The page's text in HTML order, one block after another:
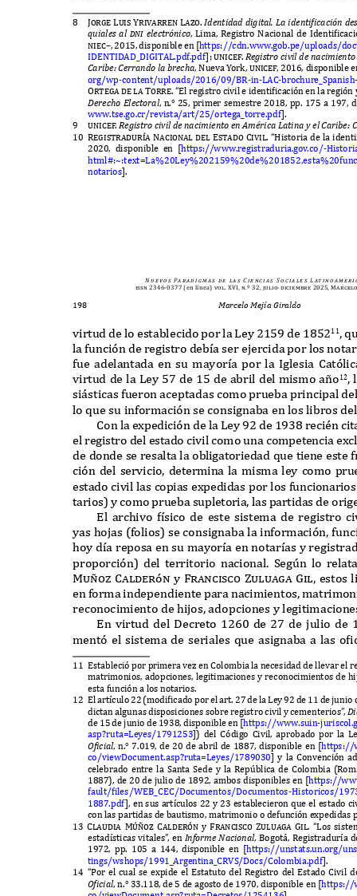
8 Jorge Luis Yrivarren Lazo. Identidad digital. La identificación des
quialesal dni electrónico, Lima, RegistroNacional de Identificaci
niec–, 2015,disponible en [https://cdn.www.gob.pe/uploads/
IDENTIDAD_DIGITAL.pdf.pdf]; unicef. Registro civil denacimiento
Caribe: Cerrando la brecha, NuevaYork, unicef,2016, disponible
org/wp-content/uploads/2016/09/BR-in-LAC-brochure _Spanish
Ortega de la Torre. “El registro civil e identificación en la región
Derecho Electoral, n.° 25, primer semestre 2018, pp. 175 a 197,
www.tse.go.cr/revista/art/25/ortega torre.pdf].
9
unicef.Registro civil denacimiento en América Latina yelCaribe: C
10 Registraduría Nacional del Estado Civil. “Historia de la
2020, disponible en [https://www.registraduria.gov.co /-H
html#:~:text=La%20Ley%202159%20de%201852,esta%20f
notarios].
N u e v o s Pa r a d i g m a s d e l a s C i e n c i a s S o c i a l e s L at i n o a m e r i
issn 2346-0377(en línea) vol. XVI, n.º 32, julio-diciembre 2025,
198 Marcelo Mejía Giraldo
virtud de lo establecido por la Ley 2159de 185211, q
lafunción de registro debía ser ejercida por los
fue adelantada en su mayoría por la Iglesia Cató
virtud de la Ley 57de 15 de abril del mismo año12,
siásticas fueron aceptadas como prueba principal
loque su información se consignaba en los libros
Con la expedición de la Ley92 de 1938 recién
el registro del estado civil como una competencia ex
de donde se resalta la obligatoriedad que tiene estef
ción del servicio, determina la misma ley como
estado civil las copias expedidas por los f
tarios)y como prueba supletoria, las partidas de
El archivo físico de este sistema de registro
yas hojas (folios) se consignaba la información,f
hoy día reposa en su mayoría en notarías y
proporción) del territorio nacional . Según lo
Muñoz Calderón y Francisco Zuluaga Gil, estos
en forma independiente para nacimientos,
reconocimiento de hijos,adopciones y
En virtud del Decreto 1260 de 27de julio de
mentó el sistema de seriales que asignaba a las
11 Estableciópor primera vez enColombia la necesidad de llevar el
matrimonios, adopciones, legitimaciones y reconocimientos de
esta función a los notarios.
12 El artículo 22 (modificado por el art. 27de laLey92 de 11 de junio
dictan algunas disposiciones sobre registro civil y cementerios”, D
de 15de junio de 1938, disponible en [https://www.suin-juriscol.
asp?ruta=Leyes/1791253]) delCódigo Civil,aprobado por la L
Oficial,n.° 7.019,de 20de abril de 1887,disponible en [https://
co /viewDocument.asp?ruta=Leyes/1789030]y laConvención
celebrado entre la SantaSede y laRepública de Colombia (R
1887), de 20de julio de 1892, ambos disponibles en [https://
fault/files /WEB_CEC/Documentos/Documentos-Historicos/
1887.pdf], en sus artículos 22y 23 establecieron que el estado
con las partidas de bautismo, matrimonio o defunción expedidas
13 Claudia Múñoz CalderónyFrancisco Zuluaga Gil. “L os
estadísticas vitales”, en Informe Nacional, Bogotá, Registraduría
1972, pp. 105 a 144,disponible en [https://unstats.un.org/
tings/wshops/1991_Argentina _CRVS/Docs/Colombia.pdf].
14 “Por el cual se expide elEstatuto del Registro delEstadoCivil
Oficial,n .° 33.118,de 5 de agosto de 1970, disponible en [https://